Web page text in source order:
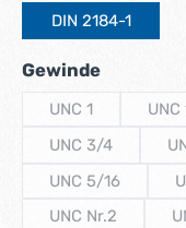
DIN 2184-1
Gewinde
UNC 1
(Diese Option ist
UNC
UNC 3/4
(Diese Option
UNC 5/16
(Diese Option
UNC Nr.2